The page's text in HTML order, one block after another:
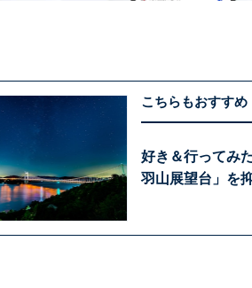
こちらもおすすめ
好き＆行ってみ
羽山展望台」を